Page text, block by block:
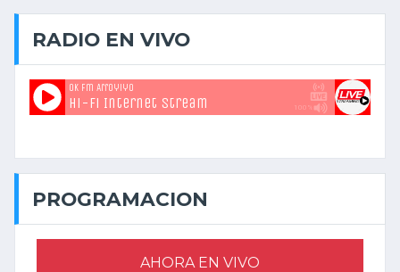
RADIO EN VIVO
PROGRAMACION
AHORA EN VIVO